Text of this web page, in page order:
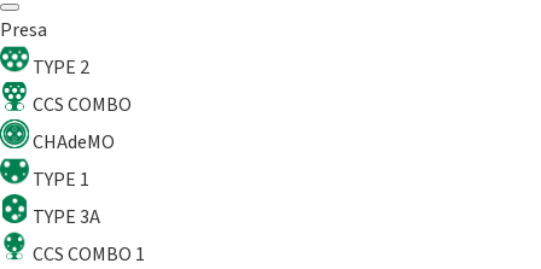
Presa
TYPE 2
CCS COMBO
CHAdeMO
TYPE 1
TYPE 3A
CCS COMBO 1